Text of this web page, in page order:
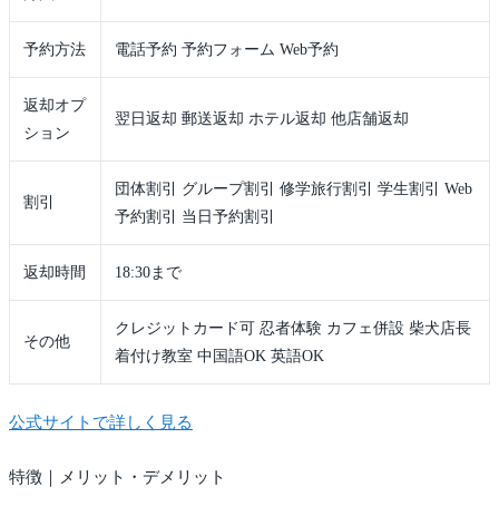
予約方法 電話予約 予約フォーム Web予約
返却オプ
ション
翌日返却 郵送返却 ホテル返却 他店舗返却
割引
団体割引 グループ割引 修学旅行割引 学生割引 Web
予約割引 当日予約割引
返却時間 18:30まで
その他
クレジットカード可 忍者体験 カフェ併設 柴犬店長
着付け教室 中国語OK 英語OK
公式サイトで詳しく見る
特徴｜メリット・デメリット